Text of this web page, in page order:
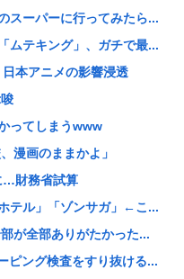
、-15℃の謳...
エすぎて破談寸前
わってくる「従業員の...
主の女さん「はぁ？！」...
円は安すぎる！20...
ス」、主題歌にVTub...
止。
の避難誘導で、社内規...
スーパーに行ってみたら...
ムテキング」、ガチで最...
本アニメの影響浸透
ってしまうwww
漫画のままかよ」
…財務省試算
テル」「ゾンサガ」←こ...
が全部ありがたかった...
ピング検査をすり抜ける...